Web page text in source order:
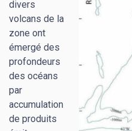
divers
volcans de la
zone ont
émergé des
profondeurs
des océans
par
accumulation
de produits